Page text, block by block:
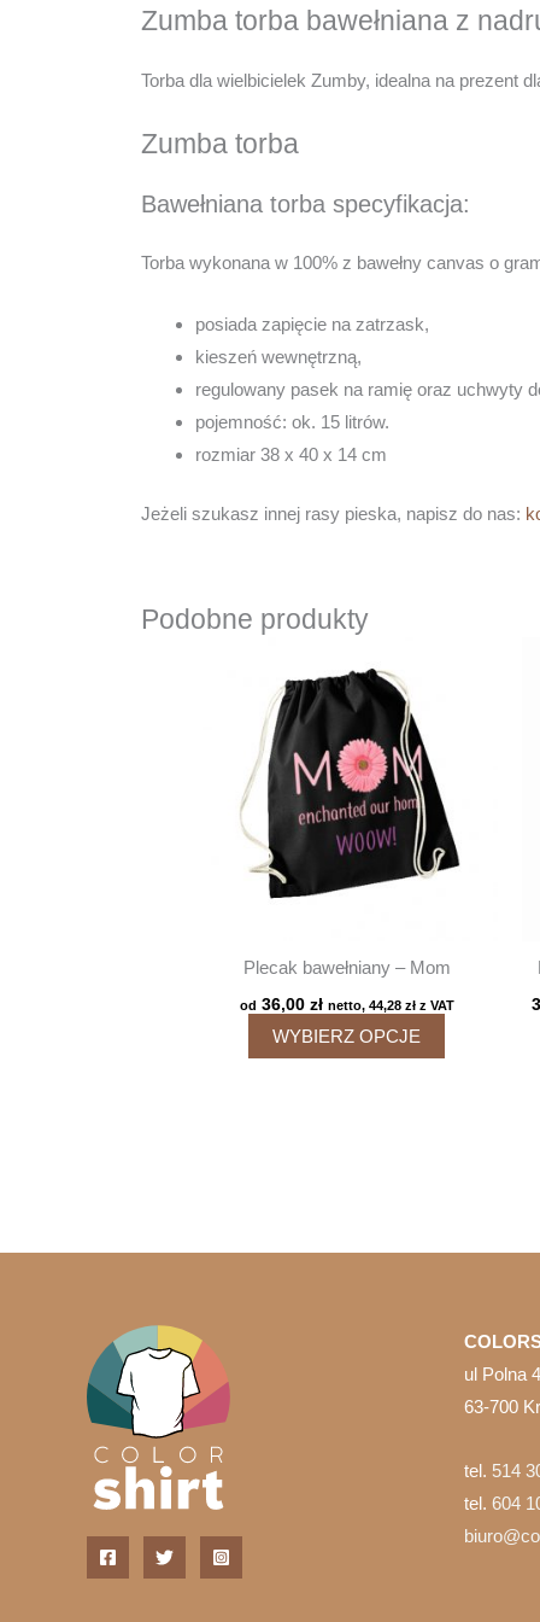
Zumba torba bawełniana z
Torba dla wielbicielek Zumby, idealna na prezent
Zumba torba
Bawełniana torba specyfikacja:
Torba wykonana w 100% z bawełny canvas o
posiada zapięcie na zatrzask,
kieszeń wewnętrzną,
regulowany pasek na ramię oraz uchwyty
pojemność: ok. 15 litrów.
rozmiar 38 x 40 x 14 cm
Jeżeli szukasz innej rasy pieska, napisz do nas:
Podobne produkty
Plecak bawełniany – Mom
od 36,00 zł netto, 44,28 złz VAT
WYBIERZ OPCJE
ul Polna
63-700
tel. 514
tel. 604